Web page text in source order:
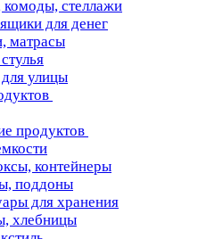
стеллажи
для денег
матрасы
улицы
продуктов
контейнеры
поддоны
для хранения
хлебницы